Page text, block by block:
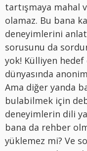
tartışmaya mahal
olamaz. Bu bana
deneyimlerini
sorusunu da
yok! Külliyen
dünyasında
Ama diğer yanda
bulabilmek için
deneyimlerin dili
bana da rehber
yüklemez mi? Ve